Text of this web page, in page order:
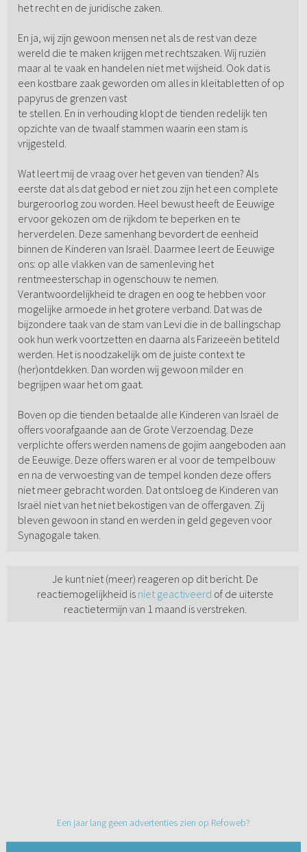
het recht en de juridische zaken.
En ja, wij zijn gewoon mensen net als de rest van deze
wereld die te maken krijgen met rechtszaken. Wij ruziën
maar al te vaak en handelen niet met wijsheid. Ook dat is
een kostbare zaak geworden om alles in kleitabletten of op
papyrus de grenzen vast
te stellen. En in verhouding klopt de tienden redelijk ten
opzichte van de twaalf stammen waarin een stam is
vrijgesteld.
Wat leert mij de vraag over het geven van tienden? Als
eerste dat als dat gebod er niet zou zijn het een complete
burgeroorlog zou worden. Heel bewust heeft de Eeuwige
ervoor gekozen om de rijkdom te beperken en te
herverdelen. Deze samenhang bevordert de eenheid
binnen de Kinderen van Israël. Daarmee leert de Eeuwige
ons: op alle vlakken van de samenleving het
rentmeesterschap in ogenschouw te nemen.
Verantwoordelijkheid te dragen en oog te hebben voor
mogelijke armoede in het grotere verband. Dat was de
bijzondere taak van de stam van Levi die in de ballingschap
ook hun werk voortzetten en daarna als Farizeeën betiteld
werden. Het is noodzakelijk om de juiste context te
(her)ontdekken. Dan worden wij gewoon milder en
begrijpen waar het om gaat.
Boven op die tienden betaalde alle Kinderen van Israël de
offers voorafgaande aan de Grote Verzoendag. Deze
verplichte offers werden namens de gojim aangeboden aan
de Eeuwige. Deze offers waren er al voor de tempelbouw
en na de verwoesting van de tempel konden deze offers
niet meer gebracht worden. Dat ontsloeg de Kinderen van
Israël niet van het niet bekostigen van de offergaven. Zij
bleven gewoon in stand en werden in geld gegeven voor
Synagogale taken.
Je kunt niet (meer) reageren op dit bericht. De
reactiemogelijkheid is niet geactiveerd of de uiterste
reactietermijn van 1 maand is verstreken.
Een jaar lang geen advertenties zien op Refoweb?